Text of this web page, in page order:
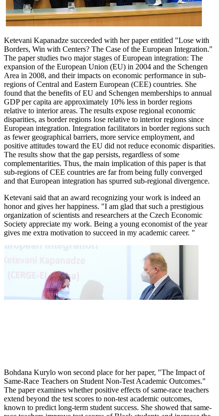
Ketevani Kapanadze succeeded with her paper entitled "Lose with
Borders, Win with Centers? The Case of the European Integration."
The paper studies two major stages of European integration: The
expansion of the European Union (EU) in 2004 and the Schengen
Area in 2008, and their impacts on economic performance in sub-
regions of Central and Eastern European (CEE) countries. She
found that the benefits of EU and Schengen memberships to annual
GDP per capita are approximately 10% less in border regions
relative to interior areas. The results expose regional economic
disparities, as border regions lose relative to interior regions since
European integration. Integration facilitators in border regions such
as fewer geographical barriers, more service employment, and
positive attitudes toward the EU did not reduce economic disparities.
The results show that the gap persists, regardless of some
complementarities. Thus, the main implication of this paper is that
sub-regions of CEE countries are far from being fully converged
and that European integration has spurred sub-regional divergence.
Ketevani said that an award recognizing your work is indeed an
honor and gives her happiness. "I am glad that such a prestigious
organization of scientists and researchers at the Czech Economic
Society appreciate my work. Being a young economist of the year
gives me extra motivation to succeed in my academic career. "
Bohdana Kurylo won second place for her paper, "The Impact of
Same-Race Teachers on Student Non-Test Academic Outcomes."
The paper examines whether positive effects of same-race teachers
extend beyond the test scores to non-test academic outcomes,
known to predict long-term student success. She showed that same-